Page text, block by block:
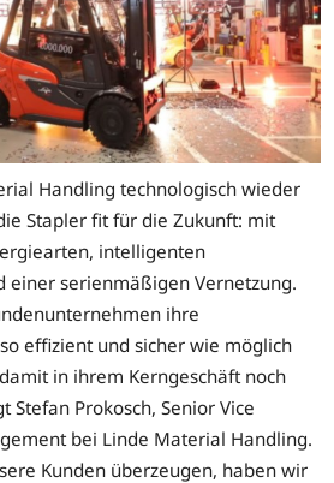
Handling technologisch wieder
Stapler fit für die Zukunft: mit
intelligenten
einer serienmäßigen Vernetzung.
ihre
effizient und sicher wie möglich
in ihrem Kerngeschäft noch
Stefan Prokosch, Senior Vice
bei Linde Material Handling.
Kunden überzeugen, haben wir